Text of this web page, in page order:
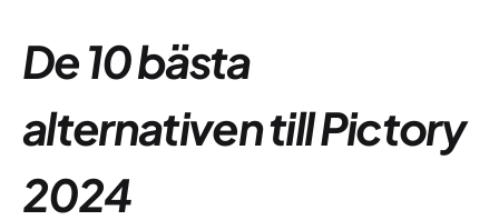
De 10 bästa
alternativen till Pictory
2024